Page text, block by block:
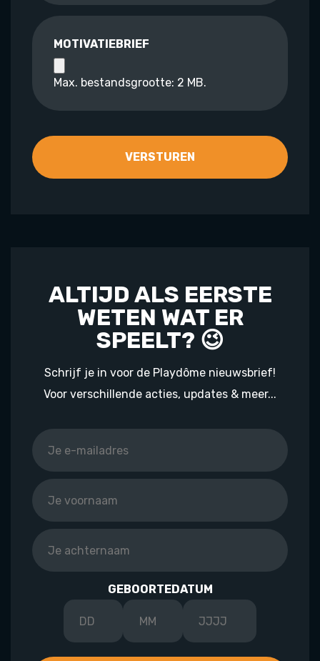
MOTIVATIEBRIEF
Max. bestandsgrootte: 2 MB.
ALTIJD ALS EERSTE
WETEN WAT ER
SPEELT? 😉
Schrijf je in voor de Playdôme nieuwsbrief!
Voor verschillende acties, updates & meer...
GEBOORTEDATUM